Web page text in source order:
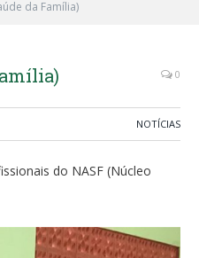
da Família)
0
NOTÍCIAS
do NASF (Núcleo